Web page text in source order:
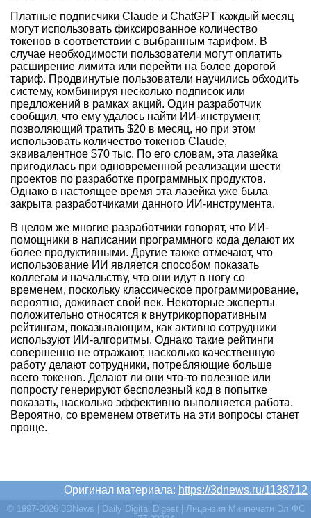
Платные подписчики Claude и ChatGPT каждый месяц
могут использовать фиксированное количество
токенов в соответствии с выбранным тарифом. В
случае необходимости пользователи могут оплатить
расширение лимита или перейти на более дорогой
тариф. Продвинутые пользователи научились обходить
систему, комбинируя несколько подписок или
предложений в рамках акций. Один разработчик
сообщил, что ему удалось найти ИИ-инструмент,
позволяющий тратить $20 в месяц, но при этом
использовать количество токенов Claude,
эквивалентное $70 тыс. По его словам, эта лазейка
пригодилась при одновременной реализации шести
проектов по разработке программных продуктов.
Однако в настоящее время эта лазейка уже была
закрыта разработчиками данного ИИ-инструмента.
В целом же многие разработчики говорят, что ИИ-
помощники в написании программного кода делают их
более продуктивными. Другие также отмечают, что
использование ИИ является способом показать
коллегам и начальству, что они идут в ногу со
временем, поскольку классическое программирование,
вероятно, доживает свой век. Некоторые эксперты
положительно относятся к внутрикорпоративным
рейтингам, показывающим, как активно сотрудники
используют ИИ-алгоритмы. Однако такие рейтинги
совершенно не отражают, насколько качественную
работу делают сотрудники, потребляющие больше
всего токенов. Делают ли они что-то полезное или
попросту генерируют бесполезный код в попытке
показать, насколько эффективно выполняется работа.
Вероятно, со временем ответить на эти вопросы станет
проще.
Оригинал материала: https://3dnews.ru/1138712
© 1997-2026 3DNews | Daily Digital Digest | Лицензия Минпечати Эл ФС